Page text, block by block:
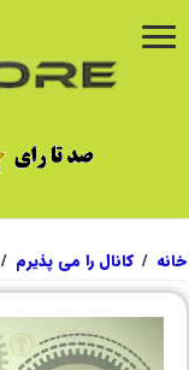
خانه / کانال را می پذیرم /